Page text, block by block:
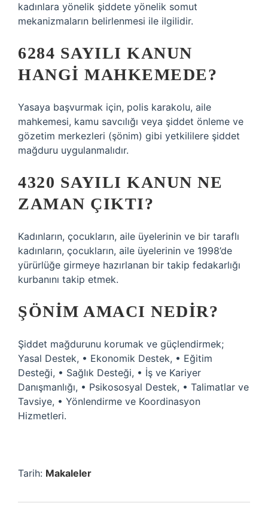
kadınlara yönelik şiddete yönelik somut
mekanizmaların belirlenmesi ile ilgilidir.
6284 SAYILI KANUN
HANGI MAHKEMEDE?
Yasaya başvurmak için, polis karakolu, aile
mahkemesi, kamu savcılığı veya şiddet önleme ve
gözetim merkezleri (şönim) gibi yetkililere şiddet
mağduru uygulanmalıdır.
4320 SAYILI KANUN NE
ZAMAN ÇIKTI?
Kadınların, çocukların, aile üyelerinin ve bir taraflı
kadınların, çocukların, aile üyelerinin ve 1998’de
yürürlüğe girmeye hazırlanan bir takip fedakarlığı
kurbanını takip etmek.
ŞÖNIM AMACI NEDIR?
Şiddet mağdurunu korumak ve güçlendirmek;
Yasal Destek, • Ekonomik Destek, • Eğitim
Desteği, • Sağlık Desteği, • İş ve Kariyer
Danışmanlığı, • Psikososyal Destek, • Talimatlar ve
Tavsiye, • Yönlendirme ve Koordinasyon
Hizmetleri.
Tarih: Makaleler